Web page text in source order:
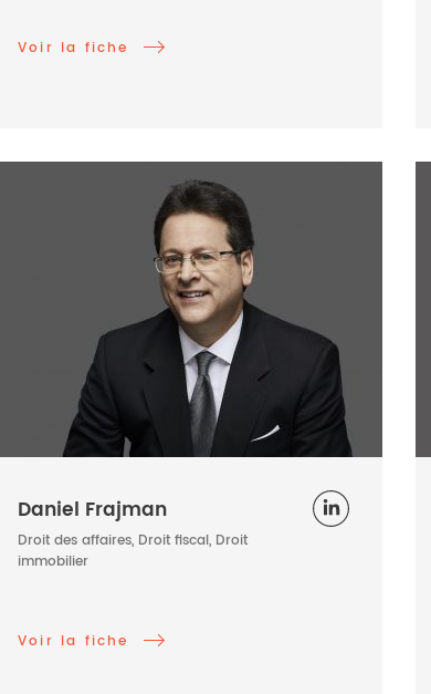
Voir la fiche
Daniel Frajman
Droit des affaires, Droit fiscal, Droit
immobilier
Voir la fiche